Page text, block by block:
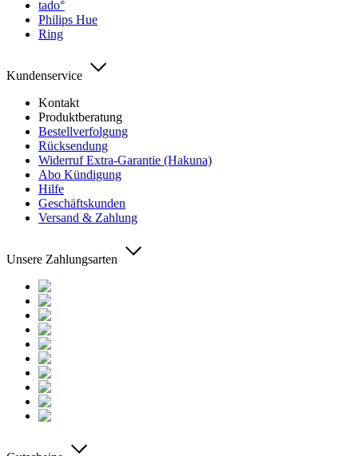
tado°
Philips Hue
Ring
Kundenservice
Kontakt
Produktberatung
Bestellverfolgung
Rücksendung
Widerruf Extra-Garantie (Hakuna)
Abo Kündigung
Hilfe
Geschäftskunden
Versand & Zahlung
Unsere Zahlungsarten